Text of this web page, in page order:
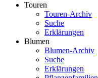
Touren
Touren-Archiv
Suche
Erklärungen
Blumen
Blumen-Archiv
Suche
Erklärungen